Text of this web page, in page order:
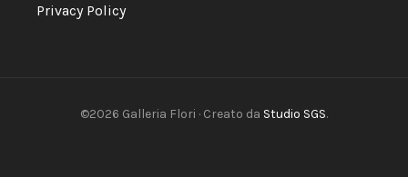
Privacy Policy
©2026 Galleria Flori · Creato da Studio SGS.